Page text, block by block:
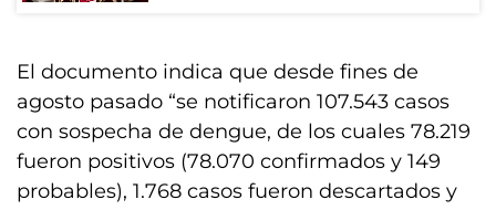
El documento indica que desde fines de
agosto pasado “se notificaron 107.543 casos
con sospecha de dengue, de los cuales 78.219
fueron positivos (78.070 confirmados y 149
probables), 1.768 casos fueron descartados y